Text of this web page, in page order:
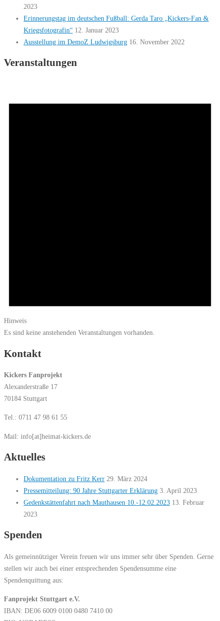
2023
Erinnerungstag im deutschen Fußball: Gerda Taro „Kickers-Fan &
Kriegsfotografin“ 12. Januar 2023
Ausstellung im DemoZ Ludwigsburg 16. November 2022
Veranstaltungen
Hinweis
Es sind keine anstehenden Veranstaltungen vorhanden.
Kontakt
Kickers Fanprojekt
Alexanderstraße 17
70184 Stuttgart
Tel.: 0711 47 98 61 55
Mail: info[at]heimat-kickers.de
Aktuelles
Dokumentation zu Fritz Kerr 29. März 2024
Pressemitteilung: 90 Jahre Stuttgarter Erklärung 3. April 2023
Gedenkstättenfahrt nach Mauthausen 10.-12.02.2023 13. Februar
2023
Spenden
Als gemeinnütziger Verein freuen wir uns immer sehr über Spenden. Gerne
stellen wir auch bei einer entsprechenden Spendensumme eine
Spendenquittung aus:
Fanprojekt Stuttgart e.V.
IBAN: DE06 6009 0100 0480 7410 00